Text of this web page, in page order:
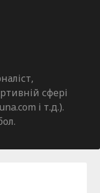
сфері
і т.д.).